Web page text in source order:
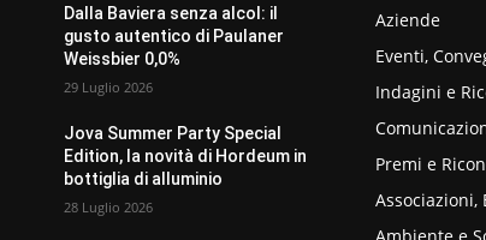
Dalla Baviera senza alcol: il
gusto autentico di Paulaner
Weissbier 0,0%
29 Luglio 2026
Jova Summer Party Special
Edition, la novità di Hordeum in
bottiglia di alluminio
28 Luglio 2026
Aziende
Eventi,
Indagini e
Premi e
Associazioni,